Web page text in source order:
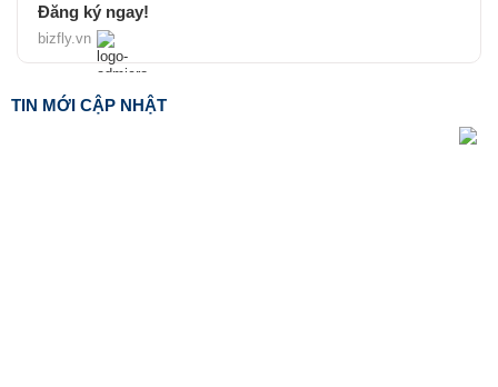
Đăng ký ngay!
bizfly.vn
TIN MỚI CẬP NHẬT